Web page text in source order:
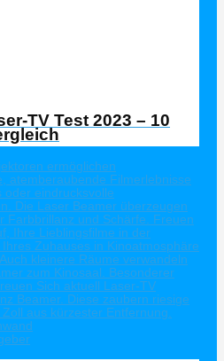
TV Test 2023 – 10
ermöglichen
atemberaubende Filmerlebnisse
oder eindrucksvolle
Die Laser Beamer überzeugen
Farbbrillanz und Schärfe. Freuen
Ihre Lieblingsfilme in der
Zuhauses in Kinoatmosphäre
kleinere Räume verwandeln
zum Kinosaal. Besonderer
Sich aktuell Laser-TV
Beamer. Diese zaubern riesige
Zoll aus kürzester Entfernung.